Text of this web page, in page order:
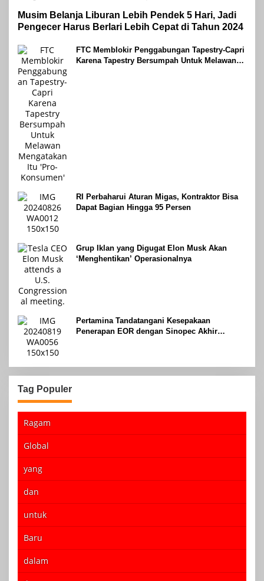
Musim Belanja Liburan Lebih Pendek 5 Hari, Jadi
Pengecer Harus Berlari Lebih Cepat di Tahun 2024
FTC Memblokir Penggabungan Tapestry-Capri
Karena Tapestry Bersumpah Untuk Melawan
RI Perbaharui Aturan Migas, Kontraktor Bisa
Dapat Bagian Hingga 95 Persen
Grup Iklan yang Digugat Elon Musk Akan
‘Menghentikan’ Operasionalnya
Pertamina Tandatangani Kesepakaan
Penerapan EOR dengan Sinopec Akhir
Tag Populer
Ragam
Global
yang
dan
untuk
Baru
dalam